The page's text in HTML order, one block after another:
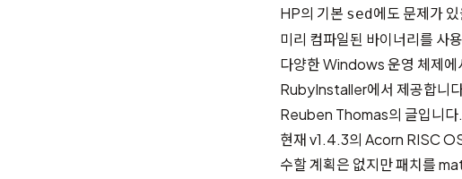
HP의 기본 sed에도 문제가
미리 컴파일된 바이너리를 사
다양한 Windows 운영 체제에
RubyInstaller에서 제공합니
Reuben Thomas의 글입니다.
현재 v1.4.3의 Acorn RISC
수할 계획은 없지만 패치를